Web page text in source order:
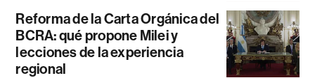
Reforma de la Carta Orgánica del
BCRA: qué propone Milei y
lecciones de la experiencia
regional